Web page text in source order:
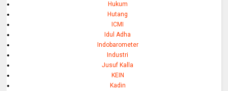
Hukum
Hutang
ICMI
Idul Adha
Indobarometer
Industri
Jusuf Kalla
KEIN
Kadin